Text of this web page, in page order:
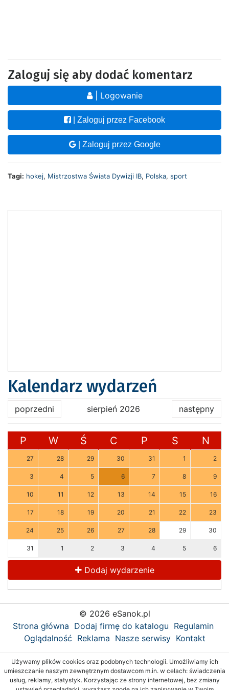
Zaloguj się aby dodać komentarz
| Logowanie
| Zaloguj przez Facebook
| Zaloguj przez Google
Tagi: hokej, Mistrzostwa Świata Dywizji IB, Polska, sport
Kalendarz wydarzeń
poprzedni sierpień 2026 następny
P W Ś C P S N
27 28 29 30 31 1 2
3 4 5 6 7 8 9
10 11 12 13 14 15 16
17 18 19 20 21 22 23
24 25 26 27 28 29 30
31 1 2 3 4 5 6
Dodaj wydarzenie
© 2026 eSanok.pl
Strona główna Dodaj firmę do katalogu Regulamin
Oglądalność Reklama Nasze serwisy Kontakt
Używamy plików cookies oraz podobnych technologii. Umożliwiamy ich
umieszczanie naszym zewnętrznym dostawcom m.in. w celach: świadczenia
usług, reklamy, statystyk. Korzystając ze strony internetowej, bez zmiany